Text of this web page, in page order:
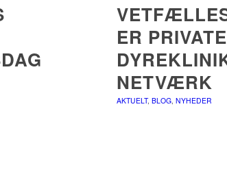
ER
NETVÆRK
AKTUELT, BLOG, NYHEDER